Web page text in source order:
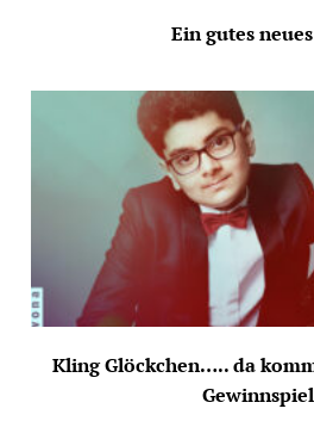
Ein gutes
Kling Glöckchen….. da